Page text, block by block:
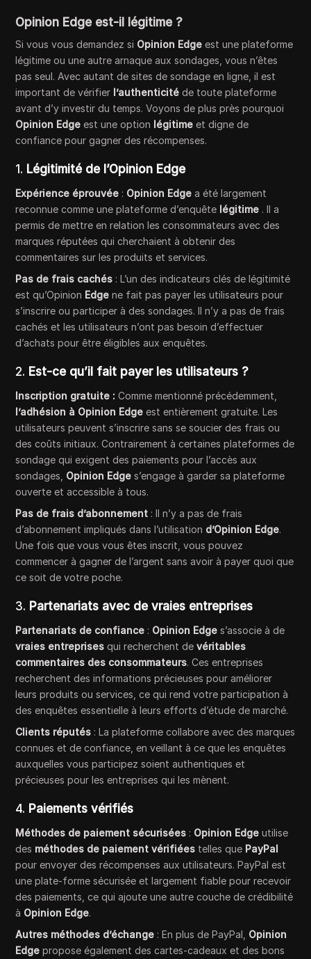
Opinion Edge est-il légitime ?
Si vous vous demandez si Opinion Edge est une plateforme
légitime ou une autre arnaque aux sondages, vous n’êtes
pas seul. Avec autant de sites de sondage en ligne, il est
important de vérifier l’authenticité de toute plateforme
avant d’y investir du temps. Voyons de plus près pourquoi
Opinion Edge est une option légitime et digne de
confiance pour gagner des récompenses.
1. Légitimité de l’Opinion Edge
Expérience éprouvée : Opinion Edge a été largement
reconnue comme une plateforme d’enquête légitime . Il a
permis de mettre en relation les consommateurs avec des
marques réputées qui cherchaient à obtenir des
commentaires sur les produits et services.
Pas de frais cachés : L’un des indicateurs clés de légitimité
est qu’Opinion Edge ne fait pas payer les utilisateurs pour
s’inscrire ou participer à des sondages. Il n’y a pas de frais
cachés et les utilisateurs n’ont pas besoin d’effectuer
d’achats pour être éligibles aux enquêtes.
2. Est-ce qu’il fait payer les utilisateurs ?
Inscription gratuite : Comme mentionné précédemment,
l’adhésion à Opinion Edge est entièrement gratuite. Les
utilisateurs peuvent s’inscrire sans se soucier des frais ou
des coûts initiaux. Contrairement à certaines plateformes de
sondage qui exigent des paiements pour l’accès aux
sondages, Opinion Edge s’engage à garder sa plateforme
ouverte et accessible à tous.
Pas de frais d’abonnement : Il n’y a pas de frais
d’abonnement impliqués dans l’utilisation d’Opinion Edge.
Une fois que vous vous êtes inscrit, vous pouvez
commencer à gagner de l’argent sans avoir à payer quoi que
ce soit de votre poche.
3. Partenariats avec de vraies entreprises
Partenariats de confiance : Opinion Edge s’associe à de
vraies entreprises qui recherchent devéritables
commentaires des consommateurs. Ces entreprises
recherchent des informations précieuses pour améliorer
leurs produits ou services, ce qui rend votre participation à
des enquêtes essentielle à leurs efforts d’étude de marché.
Clients réputés : La plateforme collabore avec des marques
connues et de confiance, en veillant à ce que les enquêtes
auxquelles vous participez soient authentiques et
précieuses pour les entreprises qui les mènent.
4. Paiements vérifiés
Méthodes de paiement sécurisées : Opinion Edge utilise
des méthodes de paiement vérifiées telles que PayPal
pour envoyer des récompenses aux utilisateurs. PayPal est
une plate-forme sécurisée et largement fiable pour recevoir
des paiements, ce qui ajoute une autre couche de crédibilité
à Opinion Edge.
Autres méthodes d’échange : En plus de PayPal, Opinion
Edge propose également des cartes-cadeaux et des bons